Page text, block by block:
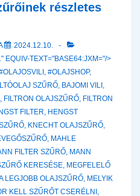
részletes
2024.12.10.
EQUIV-TEXT="BASE64:JXM="/>
, #OLAJSHOP,
SZŰRŐ, BAJOMI VILI ,
, FILTRON OLAJSZŰRŐ, FILTRON
FILTER, HENGST
, KNECHT OLAJSZŰRŐ,
, MAHLE
FILTER SZŰRŐ, MANN
KERESÉSE, MEGFELELŐ
LEGJOBB OLAJSZŰRŐ, MELYIK
KELL SZŰRŐT CSERÉLNI ,